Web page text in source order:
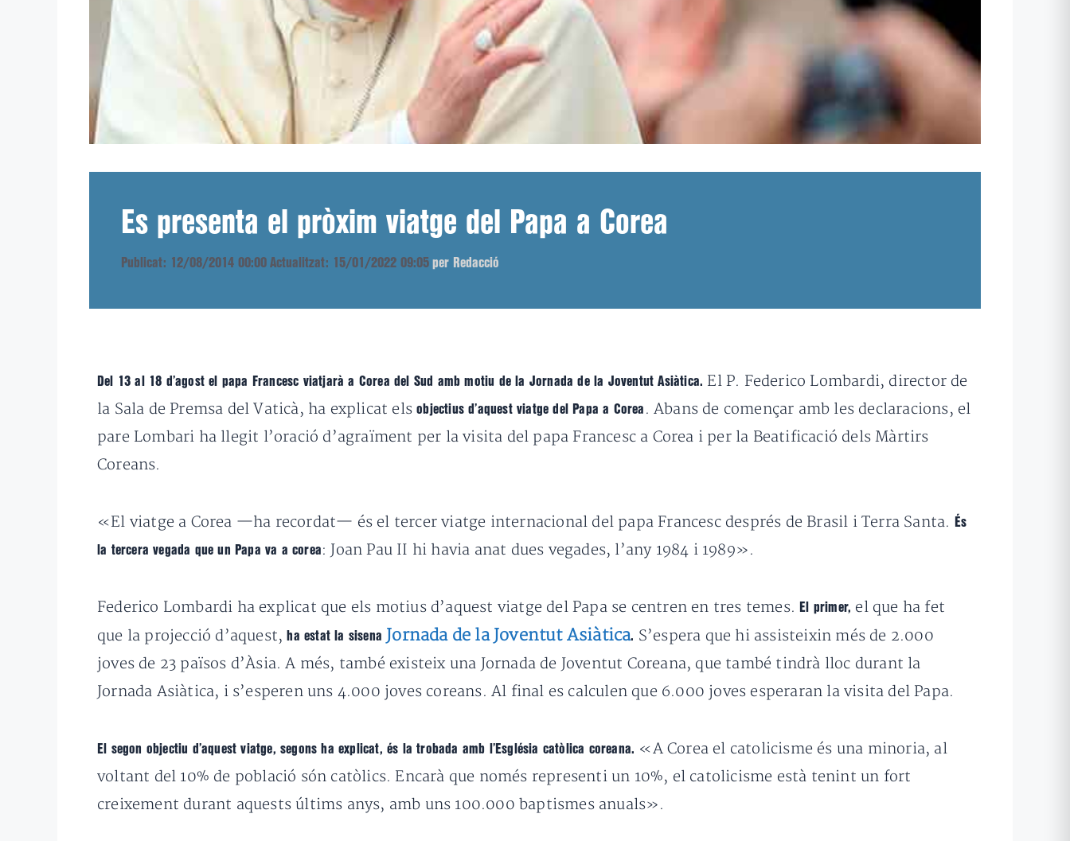
Es presenta el pròxim viatge del Papa a Corea
Publicat: 12/08/2014 00:00 Actualitzat: 15/01/2022 09:05 per Redacció
Del 13 al 18 d’agost el papa Francesc viatjarà a Corea del Sud amb motiu de la Jornada de la Joventut Asiàtica. El P. Federico Lombardi, director de
la Sala de Premsa del Vaticà, ha explicat elsobjectius d’aquest viatge del Papa a Corea . Abans de començar amb les declaracions, el
pare Lombari ha llegit l’oració d’agraïment per la visita del papa Francesc a Corea i per la Beatificació dels Màrtirs
Coreans.
«El viatge a Corea —ha recordat— és el tercer viatge internacional del papa Francesc després de Brasil i Terra Santa. És
la tercera vegada que un Papa va a corea : Joan Pau II hi havia anat dues vegades, l’any 1984 i 1989».
Federico Lombardi ha explicat que els motius d’aquest viatge del Papa se centren en tres temes. El primer, el que ha fet
que la projecció d’aquest, ha estat la sisena Jornada de la Joventut Asiàtica. S’espera que hi assisteixin més de 2.000
joves de 23 països d’Àsia. A més, també existeix una Jornada de Joventut Coreana, que també tindrà lloc durant la
Jornada Asiàtica, i s’esperen uns 4.000 joves coreans. Al final es calculen que 6.000 joves esperaran la visita del Papa.
El segon objectiu d’aquest viatge, segons ha explicat, és la trobada amb l’Església catòlica coreana. «A Corea el catolicisme és una minoria, al
voltant del 10% de població són catòlics. Encarà que només representi un 10%, el catolicisme està tenint un fort
creixement durant aquests últims anys, amb uns 100.000 baptismes anuals».